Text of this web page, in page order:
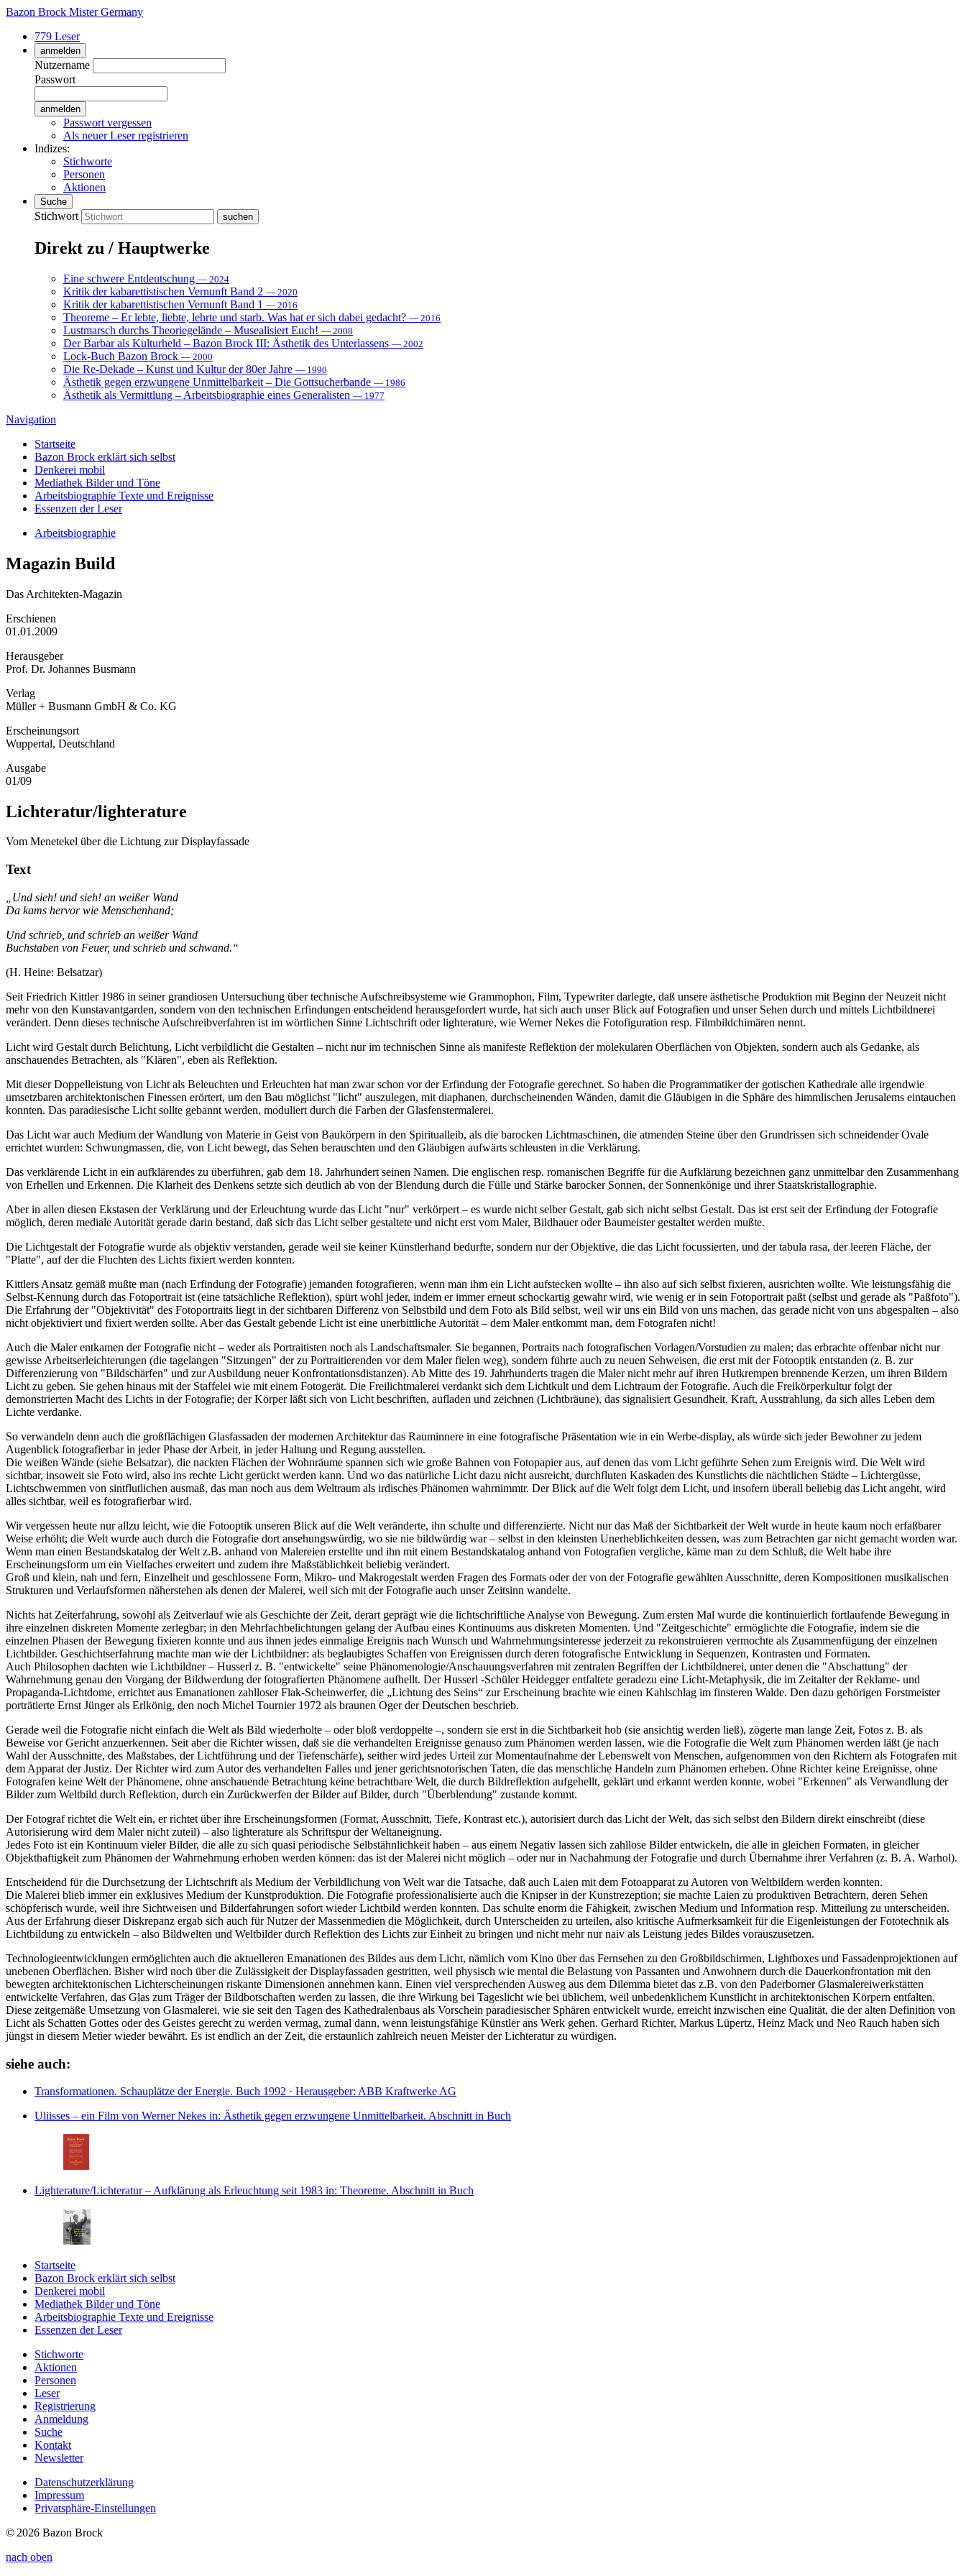
Bazon Brock Mister Germany
779 Leser
anmelden
Nutzername
Passwort
Passwort vergessen
Als neuer Leser registrieren
Indizes:
Stichworte
Personen
Aktionen
Suche
Stichwort
Direkt zu / Hauptwerke
Eine schwere Entdeutschung — 2024
Kritik der kabarettistischen Vernunft Band 2 — 2020
Kritik der kabarettistischen Vernunft Band 1 — 2016
Theoreme – Er lebte, liebte, lehrte und starb. Was hat er sich dabei gedacht? — 2016
Lustmarsch durchs Theoriegelände – Musealisiert Euch! — 2008
Der Barbar als Kulturheld – Bazon Brock III: Ästhetik des Unterlassens — 2002
Lock-Buch Bazon Brock — 2000
Die Re-Dekade – Kunst und Kultur der 80er Jahre — 1990
Ästhetik gegen erzwungene Unmittelbarkeit – Die Gottsucherbande — 1986
Ästhetik als Vermittlung – Arbeitsbiographie eines Generalisten — 1977
Navigation
Startseite
Bazon Brock erklärt sich selbst
Denkerei mobil
Mediathek Bilder und Töne
Arbeitsbiographie Texte und Ereignisse
Essenzen der Leser
Arbeitsbiographie
Magazin Build
Das Architekten-Magazin
Erschienen
01.01.2009
Herausgeber
Prof. Dr. Johannes Busmann
Verlag
Müller + Busmann GmbH & Co. KG
Erscheinungsort
Wuppertal, Deutschland
Ausgabe
01/09
Lichteratur/lighterature
Vom Menetekel über die Lichtung zur Displayfassade
Text
„Und sieh! und sieh! an weißer Wand
Da kams hervor wie Menschenhand;
Und schrieb, und schrieb an weißer Wand
Buchstaben von Feuer, und schrieb und schwand.“
(H. Heine: Belsatzar)
Seit Friedrich Kittler 1986 in seiner grandiosen Untersuchung über technische Aufschreibsysteme wie Grammophon, Film, Typewriter darlegte, daß unsere ästhetische Produktion mit Beginn der Neuzeit nicht
mehr von den Kunstavantgarden, sondern von den technischen Erfindungen entscheidend herausgefordert wurde, hat sich auch unser Blick auf Fotografien und unser Sehen durch und mittels Lichtbildnerei
verändert. Denn dieses technische Aufschreibverfahren ist im wörtlichen Sinne Lichtschrift oder lighterature, wie Werner Nekes die Fotofiguration resp. Filmbildchimären nennt.
Licht wird Gestalt durch Belichtung, Licht verbildlicht die Gestalten – nicht nur im technischen Sinne als manifeste Reflektion der molekularen Oberflächen von Objekten, sondern auch als Gedanke, als
anschauendes Betrachten, als "Klären", eben als Reflektion.
Mit dieser Doppelleistung von Licht als Beleuchten und Erleuchten hat man zwar schon vor der Erfindung der Fotografie gerechnet. So haben die Programmatiker der gotischen Kathedrale alle irgendwie
umsetzbaren architektonischen Finessen erörtert, um den Bau möglichst "licht" auszulegen, mit diaphanen, durchscheinenden Wänden, damit die Gläubigen in die Sphäre des himmlischen Jerusalems eintauchen
konnten. Das paradiesische Licht sollte gebannt werden, moduliert durch die Farben der Glasfenstermalerei.
Das Licht war auch Medium der Wandlung von Materie in Geist von Baukörpern in den Spiritualleib, als die barocken Lichtmaschinen, die atmenden Steine über den Grundrissen sich schneidender Ovale
errichtet wurden: Schwungmassen, die, von Licht bewegt, das Sehen berauschten und den Gläubigen aufwärts schleusten in die Verklärung.
Das verklärende Licht in ein aufklärendes zu überführen, gab dem 18. Jahrhundert seinen Namen. Die englischen resp. romanischen Begriffe für die Aufklärung bezeichnen ganz unmittelbar den Zusammenhang
von Erhellen und Erkennen. Die Klarheit des Denkens setzte sich deutlich ab von der Blendung durch die Fülle und Stärke barocker Sonnen, der Sonnenkönige und ihrer Staatskristallographie.
Aber in allen diesen Ekstasen der Verklärung und der Erleuchtung wurde das Licht "nur" verkörpert – es wurde nicht selber Gestalt, gab sich nicht selbst Gestalt. Das ist erst seit der Erfindung der Fotografie
möglich, deren mediale Autorität gerade darin bestand, daß sich das Licht selber gestaltete und nicht erst vom Maler, Bildhauer oder Baumeister gestaltet werden mußte.
Die Lichtgestalt der Fotografie wurde als objektiv verstanden, gerade weil sie keiner Künstlerhand bedurfte, sondern nur der Objektive, die das Licht focussierten, und der tabula rasa, der leeren Fläche, der
"Platte", auf der die Fluchten des Lichts fixiert werden konnten.
Kittlers Ansatz gemäß mußte man (nach Erfindung der Fotografie) jemanden fotografieren, wenn man ihm ein Licht aufstecken wollte – ihn also auf sich selbst fixieren, ausrichten wollte. Wie leistungsfähig die
Selbst-Kennung durch das Fotoportrait ist (eine tatsächliche Reflektion), spürt wohl jeder, indem er immer erneut schockartig gewahr wird, wie wenig er in sein Fotoportrait paßt (selbst und gerade als "Paßfoto").
Die Erfahrung der "Objektivität" des Fotoportraits liegt in der sichtbaren Differenz von Selbstbild und dem Foto als Bild selbst, weil wir uns ein Bild von uns machen, das gerade nicht von uns abgespalten – also
nicht objektiviert und fixiert werden sollte. Aber das Gestalt gebende Licht ist eine unerbittliche Autorität – dem Maler entkommt man, dem Fotografen nicht!
Auch die Maler entkamen der Fotografie nicht – weder als Portraitisten noch als Landschaftsmaler. Sie begannen, Portraits nach fotografischen Vorlagen/Vorstudien zu malen; das erbrachte offenbar nicht nur
gewisse Arbeitserleichterungen (die tagelangen "Sitzungen" der zu Portraitierenden vor dem Maler fielen weg), sondern führte auch zu neuen Sehweisen, die erst mit der Fotooptik entstanden (z. B. zur
Differenzierung von "Bildschärfen" und zur Ausbildung neuer Konfrontationsdistanzen). Ab Mitte des 19. Jahrhunderts tragen die Maler nicht mehr auf ihren Hutkrempen brennende Kerzen, um ihren Bildern
Licht zu geben. Sie gehen hinaus mit der Staffelei wie mit einem Fotogerät. Die Freilichtmalerei verdankt sich dem Lichtkult und dem Lichtraum der Fotografie. Auch die Freikörperkultur folgt der
demonstrierten Macht des Lichts in der Fotografie; der Körper läßt sich von Licht beschriften, aufladen und zeichnen (Lichtbräune), das signalisiert Gesundheit, Kraft, Ausstrahlung, da sich alles Leben dem
Lichte verdanke.
So verwandeln denn auch die großflächigen Glasfassaden der modernen Architektur das Rauminnere in eine fotografische Präsentation wie in ein Werbe-display, als würde sich jeder Bewohner zu jedem
Augenblick fotografierbar in jeder Phase der Arbeit, in jeder Haltung und Regung ausstellen.
Die weißen Wände (siehe Belsatzar), die nackten Flächen der Wohnräume spannen sich wie große Bahnen von Fotopapier aus, auf denen das vom Licht geführte Sehen zum Ereignis wird. Die Welt wird
sichtbar, insoweit sie Foto wird, also ins rechte Licht gerückt werden kann. Und wo das natürliche Licht dazu nicht ausreicht, durchfluten Kaskaden des Kunstlichts die nächtlichen Städte – Lichtergüsse,
Lichtschwemmen von sintflutlichen ausmaß, das man noch aus dem Weltraum als irdisches Phänomen wahrnimmtr. Der Blick auf die Welt folgt dem Licht, und insofern überall beliebig das Licht angeht, wird
alles sichtbar, weil es fotografierbar wird.
Wir vergessen heute nur allzu leicht, wie die Fotooptik unseren Blick auf die Welt veränderte, ihn schulte und differenzierte. Nicht nur das Maß der Sichtbarkeit der Welt wurde in heute kaum noch erfaßbarer
Weise erhöht; die Welt wurde auch durch die Fotografie dort ansehungswürdig, wo sie nie bildwürdig war – selbst in den kleinsten Unerheblichkeiten dessen, was zum Betrachten gar nicht gemacht worden war.
Wenn man einen Bestandskatalog der Welt z.B. anhand von Malereien erstellte und ihn mit einem Bestandskatalog anhand von Fotografien vergliche, käme man zu dem Schluß, die Welt habe ihre
Erscheinungsform um ein Vielfaches erweitert und zudem ihre Maßstäblichkeit beliebig verändert.
Groß und klein, nah und fern, Einzelheit und geschlossene Form, Mikro- und Makrogestalt werden Fragen des Formats oder der von der Fotografie gewählten Ausschnitte, deren Kompositionen musikalischen
Strukturen und Verlaufsformen näherstehen als denen der Malerei, weil sich mit der Fotografie auch unser Zeitsinn wandelte.
Nichts hat Zeiterfahrung, sowohl als Zeitverlauf wie als Geschichte der Zeit, derart geprägt wie die lichtschriftliche Analyse von Bewegung. Zum ersten Mal wurde die kontinuierlich fortlaufende Bewegung in
ihre einzelnen diskreten Momente zerlegbar; in den Mehrfachbelichtungen gelang der Aufbau eines Kontinuums aus diskreten Momenten. Und "Zeitgeschichte" ermöglichte die Fotografie, indem sie die
einzelnen Phasen der Bewegung fixieren konnte und aus ihnen jedes einmalige Ereignis nach Wunsch und Wahrnehmungsinteresse jederzeit zu rekonstruieren vermochte als Zusammenfügung der einzelnen
Lichtbilder. Geschichtserfahrung machte man wie der Lichtbildner: als beglaubigtes Schaffen von Ereignissen durch deren fotografische Entwicklung in Sequenzen, Kontrasten und Formaten.
Auch Philosophen dachten wie Lichtbildner – Husserl z. B. "entwickelte" seine Phänomenologie/Anschauungsverfahren mit zentralen Begriffen der Lichtbildnerei, unter denen die "Abschattung" der
Wahrnehmung genau den Vorgang der Bildwerdung der fotografierten Phänomene aufhellt. Der Husserl -Schüler Heidegger entfaltete geradezu eine Licht-Metaphysik, die im Zeitalter der Reklame- und
Propaganda-Lichtdome, errichtet aus Emanationen zahlloser Flak-Scheinwerfer, die „Lichtung des Seins“ zur Erscheinung brachte wie einen Kahlschlag im finsteren Walde. Den dazu gehörigen Forstmeister
porträtierte Ernst Jünger als Erlkönig, den noch Michel Tournier 1972 als braunen Oger der Deutschen beschrieb.
Gerade weil die Fotografie nicht einfach die Welt als Bild wiederholte – oder bloß verdoppelte –, sondern sie erst in die Sichtbarkeit hob (sie ansichtig werden ließ), zögerte man lange Zeit, Fotos z. B. als
Beweise vor Gericht anzuerkennen. Seit aber die Richter wissen, daß sie die verhandelten Ereignisse genauso zum Phänomen werden lassen, wie die Fotografie die Welt zum Phänomen werden läßt (je nach
Wahl der Ausschnitte, des Maßstabes, der Lichtführung und der Tiefenschärfe), seither wird jedes Urteil zur Momentaufnahme der Lebenswelt von Menschen, aufgenommen von den Richtern als Fotografen mit
dem Apparat der Justiz. Der Richter wird zum Autor des verhandelten Falles und jener gerichtsnotorischen Taten, die das menschliche Handeln zum Phänomen erheben. Ohne Richter keine Ereignisse, ohne
Fotografen keine Welt der Phänomene, ohne anschauende Betrachtung keine betrachtbare Welt, die durch Bildreflektion aufgehellt, geklärt und erkannt werden konnte, wobei "Erkennen" als Verwandlung der
Bilder zum Weltbild durch Reflektion, durch ein Zurückwerfen der Bilder auf Bilder, durch "Überblendung" zustande kommt.
Der Fotograf richtet die Welt ein, er richtet über ihre Erscheinungsformen (Format, Ausschnitt, Tiefe, Kontrast etc.), autorisiert durch das Licht der Welt, das sich selbst den Bildern direkt einschreibt (diese
Autorisierung wird dem Maler nicht zuteil) – also lighterature als Schriftspur der Weltaneignung.
Jedes Foto ist ein Kontinuum vieler Bilder, die alle zu sich quasi periodische Selbstähnlichkeit haben – aus einem Negativ lassen sich zahllose Bilder entwickeln, die alle in gleichen Formaten, in gleicher
Objekthaftigkeit zum Phänomen der Wahrnehmung erhoben werden können: das ist der Malerei nicht möglich – oder nur in Nachahmung der Fotografie und durch Übernahme ihrer Verfahren (z. B. A. Warhol).
Entscheidend für die Durchsetzung der Lichtschrift als Medium der Verbildlichung von Welt war die Tatsache, daß auch Laien mit dem Fotoapparat zu Autoren von Weltbildern werden konnten.
Die Malerei blieb immer ein exklusives Medium der Kunstproduktion. Die Fotografie professionalisierte auch die Knipser in der Kunstrezeption; sie machte Laien zu produktiven Betrachtern, deren Sehen
schöpferisch wurde, weil ihre Sichtweisen und Bilderfahrungen sofort wieder Lichtbild werden konnten. Das schulte enorm die Fähigkeit, zwischen Medium und Information resp. Mitteilung zu unterscheiden.
Aus der Erfahrung dieser Diskrepanz ergab sich auch für Nutzer der Massenmedien die Möglichkeit, durch Unterscheiden zu urteilen, also kritische Aufmerksamkeit für die Eigenleistungen der Fototechnik als
Lichtbildung zu entwickeln – also Bildwelten und Weltbilder durch Reflektion des Lichts zur Einheit zu bringen und nicht mehr nur naiv als Leistung jedes Bildes vorauszusetzen.
Technologieentwicklungen ermöglichten auch die aktuelleren Emanationen des Bildes aus dem Licht, nämlich vom Kino über das Fernsehen zu den Großbildschirmen, Lightboxes und Fassadenprojektionen auf
unebenen Oberflächen. Bisher wird noch über die Zulässigkeit der Displayfassaden gestritten, weil physisch wie mental die Belastung von Passanten und Anwohnern durch die Dauerkonfrontation mit den
bewegten architektonischen Lichterscheinungen riskante Dimensionen annehmen kann. Einen viel versprechenden Ausweg aus dem Dilemma bietet das z.B. von den Paderborner Glasmalereiwerkstätten
entwickelte Verfahren, das Glas zum Träger der Bildbotschaften werden zu lassen, die ihre Wirkung bei Tageslicht wie bei üblichem, weil unbedenklichem Kunstlicht in architektonischen Körpern entfalten.
Diese zeitgemäße Umsetzung von Glasmalerei, wie sie seit den Tagen des Kathedralenbaus als Vorschein paradiesischer Sphären entwickelt wurde, erreicht inzwischen eine Qualität, die der alten Definition von
Licht als Schatten Gottes oder des Geistes gerecht zu werden vermag, zumal dann, wenn leistungsfähige Künstler ans Werk gehen. Gerhard Richter, Markus Lüpertz, Heinz Mack und Neo Rauch haben sich
jüngst in diesem Metier wieder bewährt. Es ist endlich an der Zeit, die erstaunlich zahlreich neuen Meister der Lichteratur zu würdigen.
siehe auch:
Transformationen. Schauplätze der Energie. Buch 1992 · Herausgeber: ABB Kraftwerke AG
Uliisses – ein Film von Werner Nekes in: Ästhetik gegen erzwungene Unmittelbarkeit. Abschnitt in Buch
Lighterature/Lichteratur – Aufklärung als Erleuchtung seit 1983 in: Theoreme. Abschnitt in Buch
Startseite
Bazon Brock erklärt sich selbst
Denkerei mobil
Mediathek Bilder und Töne
Arbeitsbiographie Texte und Ereignisse
Essenzen der Leser
Stichworte
Aktionen
Personen
Leser
Registrierung
Anmeldung
Suche
Kontakt
Newsletter
Datenschutzerklärung
Impressum
Privatsphäre-Einstellungen
© 2026 Bazon Brock
nach oben